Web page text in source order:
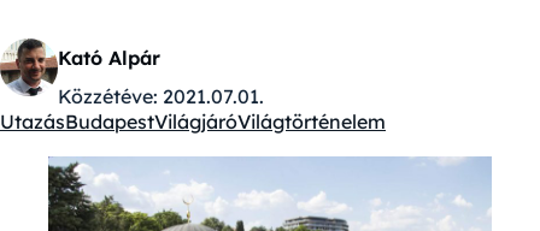
Kató Alpár
Közzétéve: 2021.07.01.
Kategóriák:
UtazásBudapestVilágjáróVilágtörténelem